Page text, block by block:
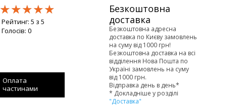
★★★★★
★★★★★
★★★★★
Рейтинг: 5 з 5
Голосів: 0
Оплата
частинами
Безкоштовна
доставка
Безкоштовна адресна
доставка по Києву замовлень
на суму від 1000 грн!
Безкоштовна доставка на всі
відділення Нова Пошта по
Україні замовлень на суму
від 1000 грн.
Відправка день в день*
* Докладніше у розділі
"Доставка"